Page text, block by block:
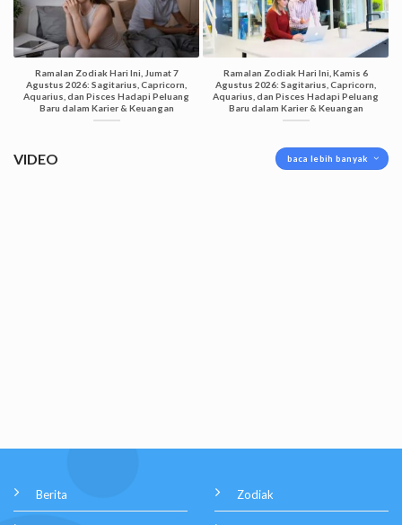
Ramalan Zodiak Hari Ini, Jumat 7
Agustus 2026: Sagitarius, Capricorn,
Aquarius, dan Pisces Hadapi Peluang
Baru dalam Karier & Keuangan
Ramalan Zodiak Hari Ini, Kamis 6
Agustus 2026: Sagitarius, Capricorn,
Aquarius, dan Pisces Hadapi Peluang
Baru dalam Karier & Keuangan
VIDEO baca lebih banyak
Berita Zodiak